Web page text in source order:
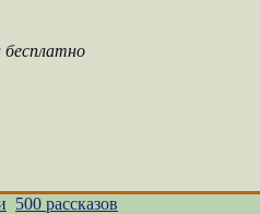
бесплатно
500 рассказов